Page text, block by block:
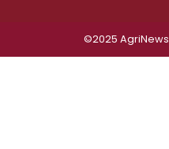
©2025 AgriNews